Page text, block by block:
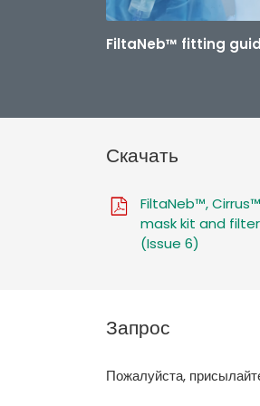
FiltaNeb™ fitting
Скачать
FiltaNeb™,
mask kit and
(Issue 6)
Запрос
Пожалуйста,